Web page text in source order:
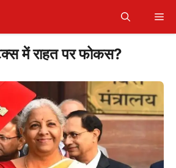
में राहत पर फोकस?